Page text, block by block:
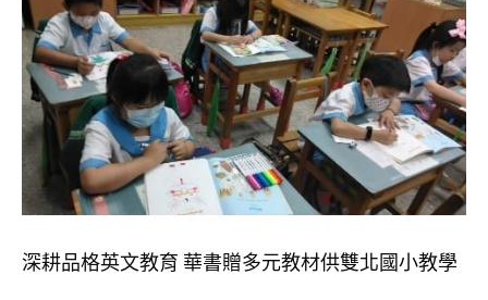
深耕品格英文教育 華書贈多元教材供雙北國小教學